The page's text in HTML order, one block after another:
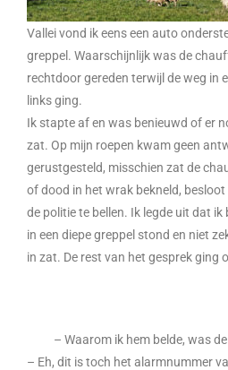
Vallei vond ik eens een auto
greppel. Waarschijnlijk was de
rechtdoor gereden terwijl de weg in
links ging.
Ik stapte af en was benieuwd of er
zat. Op mijn roepen kwam geen
gerustgesteld, misschien zat de
of dood in het wrak bekneld,
de politie te bellen. Ik legde uit dat
in een diepe greppel stond en niet
in zat. De rest van het gesprek ging
– Waarom ik hem belde, was
– Eh, dit is toch het alarmnummer